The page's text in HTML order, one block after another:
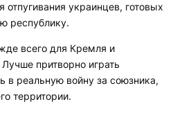
отпугивания украинцев, готовых
республику.
всего для Кремля и
притворно играть
в реальную войну за союзника,
территории.